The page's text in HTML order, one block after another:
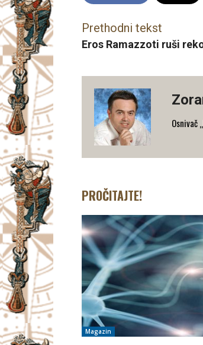
Prethodni tekst
Eros Ramazzoti ruši
Osnivač
PROČITAJTE!
Magazin